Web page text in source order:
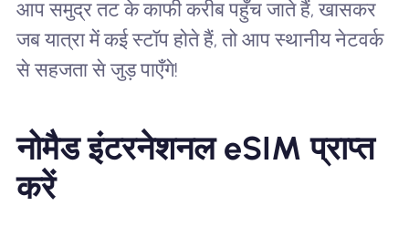
आप समुद्र तट के काफी करीब पहुँच जाते हैं, खासकर
जब यात्रा में कई स्टॉप होते हैं, तो आप स्थानीय नेटवर्क
से सहजता से जुड़ पाएँगे!
नोमैड इंटरनेशनल eSIM प्राप्त
करें